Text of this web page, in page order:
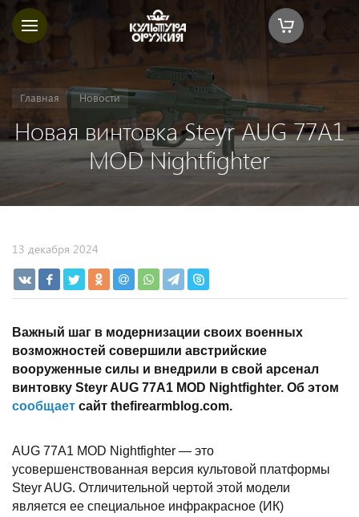
Главная Новости
Новая винтовка Steyr AUG 77A1
MOD Nightfighter
13 декабря 2024
Важный шаг в модернизации своих военных
возможностей совершили австрийские
вооруженные силы и внедрили в свой арсенал
винтовку Steyr AUG 77A1 MOD Nightfighter. Об этом
сообщает сайт thefirearmblog.com.
AUG 77A1 MOD Nightfighter — это
усовершенствованная версия культовой платформы
Steyr AUG. Отличительной чертой этой модели
является ее специальное инфракрасное (ИК)